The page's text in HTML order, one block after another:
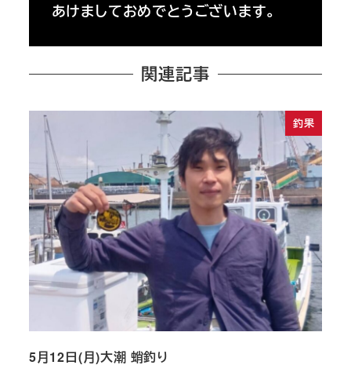
あけましておめでとうございます。
関連記事
釣果
5月12日(月)大潮 蛸釣り